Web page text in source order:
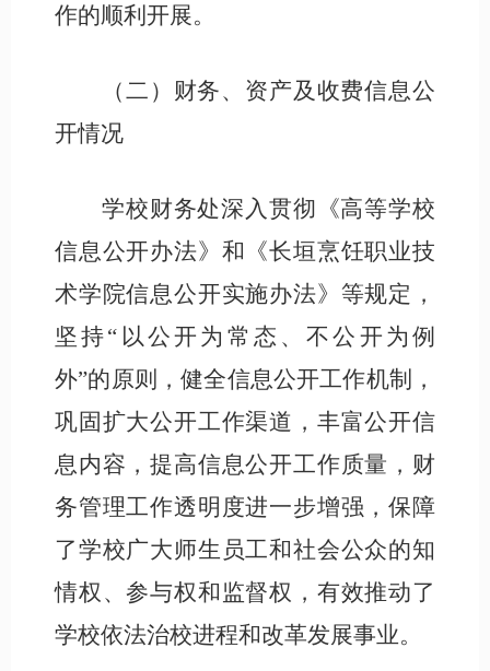
作的顺利开展。
（二 ）财务、资产及收费信息公
开情况
学校财务处深入贯彻《高等学校
信息公开办法》和《长垣烹饪职业技
术学院信息公开实施办法》等规定，
坚持“以公开为常态、不公开为例
外”的原则，健全信息公开工作机制，
巩固扩大公开工作渠道，丰富公开信
息内容，提高信息公开工作质量，财
务管理工作透明度进一步增强，保障
了学校广大师生员工和社会公众的知
情权、参与权和监督权，有效推动了
学校依法治校进程和改革发展事业。